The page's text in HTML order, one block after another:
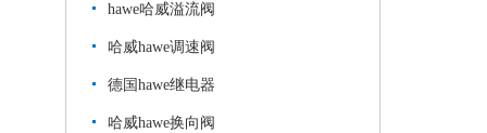
hawe哈威溢流阀
哈威hawe调速阀
德国hawe继电器
哈威hawe换向阀